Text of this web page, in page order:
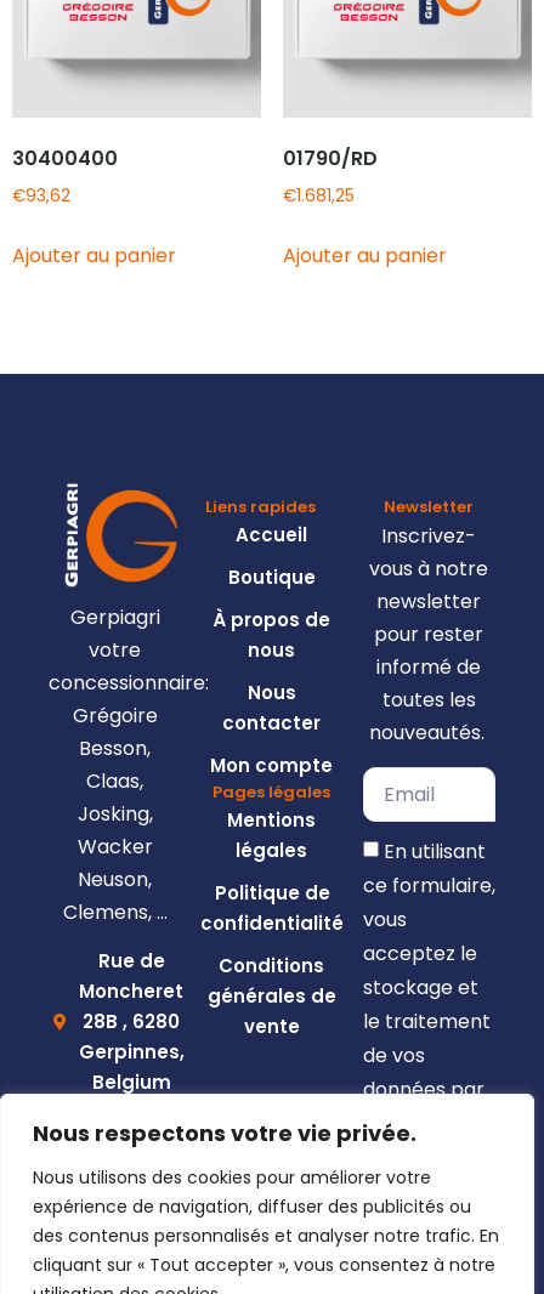
Nous respectons votre vie privée.
Nous utilisons des cookies pour améliorer votre
expérience de navigation, diffuser des publicités ou
des contenus personnalisés et analyser notre trafic. En
cliquant sur « Tout accepter », vous consentez à notre
30400400
€93,62
Ajouter au panier
01790/RD
€1.681,25
Ajouter au panier
Gerpiagri
votre
concessionnaire:
Grégoire
Besson,
Claas,
Josking,
Wacker
Neuson,
Clemens, …
Rue de
Moncheret
28B , 6280
Gerpinnes,
Belgium
58 12 94
marcellin@gerpiagri.be
0793.946.582
Liens rapides
Accueil
Boutique
À propos de
nous
Nous
contacter
Mon compte
Pages légales
Mentions
légales
Politique de
confidentialité
Conditions
générales de
vente
Newsletter
Inscrivez-
vous à notre
newsletter
pour rester
informé de
toutes les
nouveautés.
En utilisant
ce formulaire,
vous
acceptez le
stockage et
le traitement
de vos
données par
ce site web.
S'inscrire